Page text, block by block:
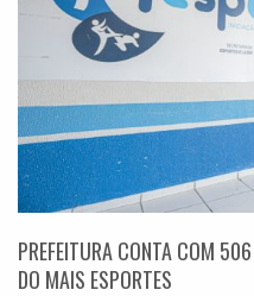
PREFEITURA CONTA COM
DO MAIS ESPORTES